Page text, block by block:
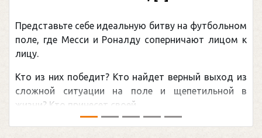
Представьте себе идеальную битву на футбольном
поле, где Месси и Роналду соперничают лицом к
лицу.
Кто из них победит? Кто найдет верный выход из
сложной ситуации на поле и щепетильной в
жизни? Кто принесет своей ...